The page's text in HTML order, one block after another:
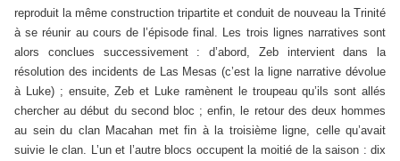
reproduit la même construction tripartite et conduit de nouveau la Trinité
à se réunir au cours de l’épisode final. Les trois lignes narratives sont
alors conclues successivement : d’abord, Zeb intervient dans la
résolution des incidents de Las Mesas (c’est la ligne narrative dévolue
à Luke) ; ensuite, Zeb et Luke ramènent le troupeau qu’ils sont allés
chercher au début du second bloc ; enfin, le retour des deux hommes
au sein du clan Macahan met fin à la troisième ligne, celle qu’avait
suivie le clan. L’un et l’autre blocs occupent la moitié de la saison : dix